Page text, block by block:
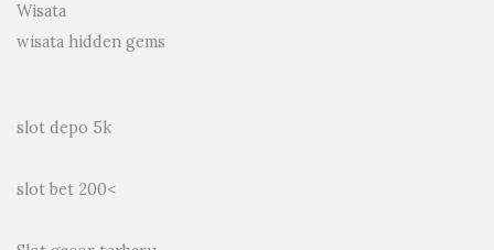
Wisata
wisata hidden gems
slot depo 5k
slot bet 200<